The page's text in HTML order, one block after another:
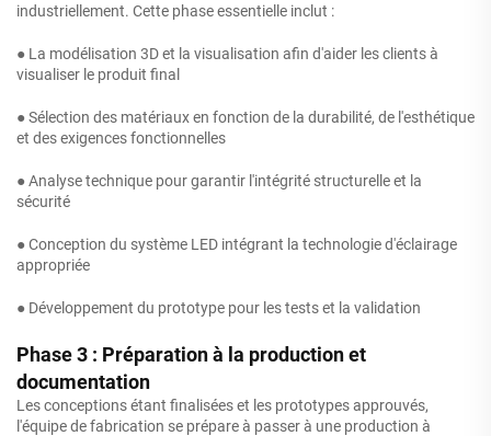
industriellement. Cette phase essentielle inclut :
● La modélisation 3D et la visualisation afin d'aider les clients à
visualiser le produit final
● Sélection des matériaux en fonction de la durabilité, de l'esthétique
et des exigences fonctionnelles
● Analyse technique pour garantir l'intégrité structurelle et la
sécurité
● Conception du système LED intégrant la technologie d'éclairage
appropriée
● Développement du prototype pour les tests et la validation
Phase 3 : Préparation à la production et
documentation
Les conceptions étant finalisées et les prototypes approuvés,
l'équipe de fabrication se prépare à passer à une production à